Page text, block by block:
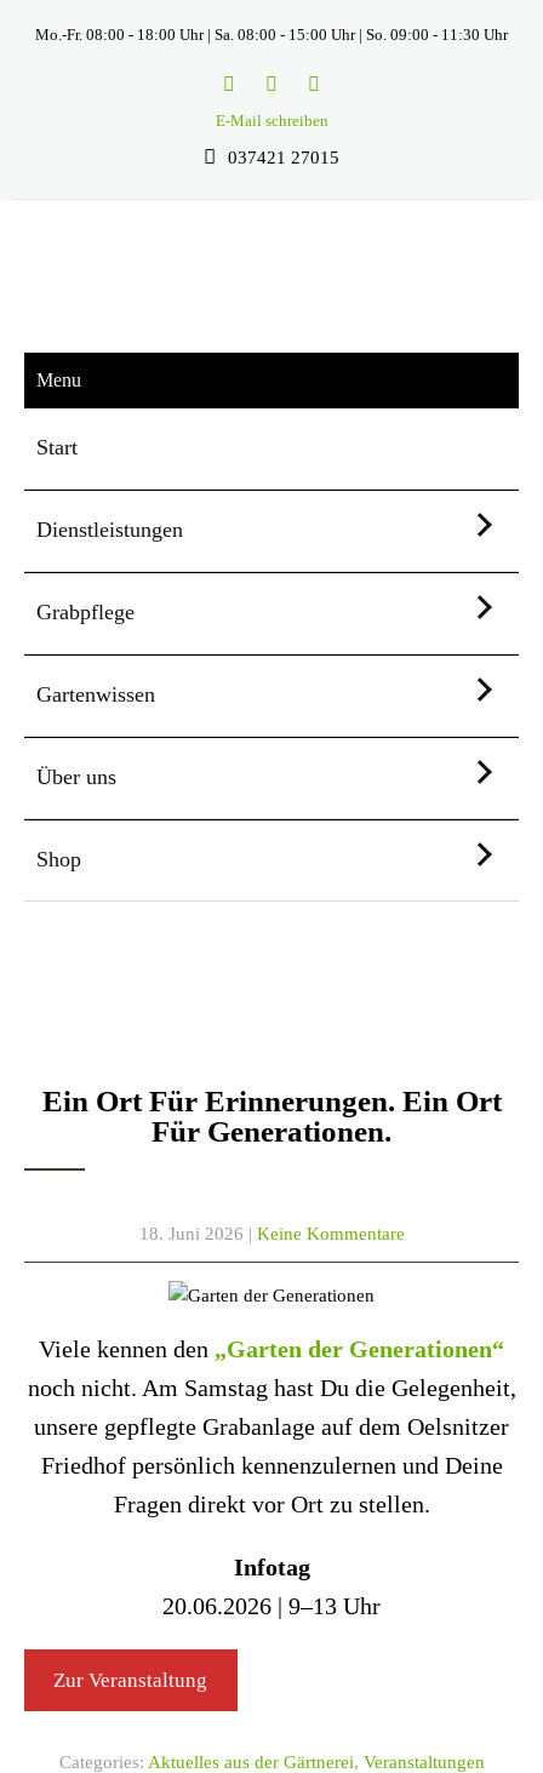
Mo.-Fr. 08:00 - 18:00 Uhr | Sa. 08:00 - 15:00 Uhr | So. 09:00 - 11:30 Uhr
E-Mail schreiben
037421 27015
Menu
Start
Dienstleistungen
Grabpflege
Gartenwissen
Über uns
Shop
Ein Ort Für Erinnerungen. Ein Ort
Für Generationen.
18. Juni 2026 | Keine Kommentare
Viele kennen den „Garten der Generationen“
noch nicht. Am Samstag hast Du die Gelegenheit,
unsere gepflegte Grabanlage auf dem Oelsnitzer
Friedhof persönlich kennenzulernen und Deine
Fragen direkt vor Ort zu stellen.
Infotag
20.06.2026 | 9–13 Uhr
Zur Veranstaltung
Categories: Aktuelles aus der Gärtnerei, Veranstaltungen